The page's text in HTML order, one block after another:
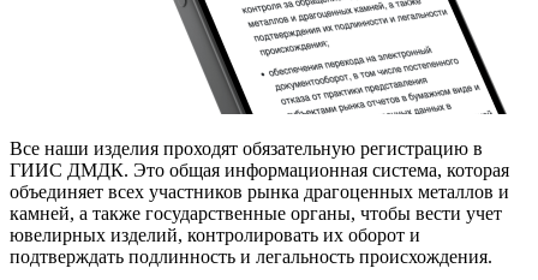
Все наши изделия проходят обязательную регистрацию в
ГИИС ДМДК. Это общая информационная система, которая
объединяет всех участников рынка драгоценных металлов и
камней, а также государственные органы, чтобы вести учет
ювелирных изделий, контролировать их оборот и
подтверждать подлинность и легальность происхождения.